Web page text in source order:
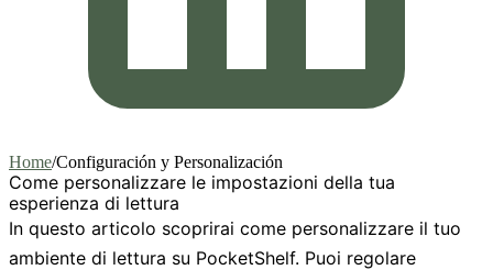
Home/Configuración y Personalización
Come personalizzare le impostazioni della tua
esperienza di lettura
In questo articolo scoprirai come personalizzare il tuo
ambiente di lettura su PocketShelf. Puoi regolare